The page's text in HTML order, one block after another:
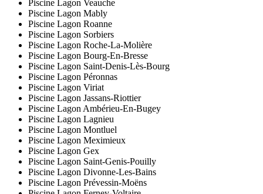
Piscine Lagon Veauche
Piscine Lagon Mably
Piscine Lagon Roanne
Piscine Lagon Sorbiers
Piscine Lagon Roche-La-Molière
Piscine Lagon Bourg-En-Bresse
Piscine Lagon Saint-Denis-Lès-Bourg
Piscine Lagon Péronnas
Piscine Lagon Viriat
Piscine Lagon Jassans-Riottier
Piscine Lagon Ambérieu-En-Bugey
Piscine Lagon Lagnieu
Piscine Lagon Montluel
Piscine Lagon Meximieux
Piscine Lagon Gex
Piscine Lagon Saint-Genis-Pouilly
Piscine Lagon Divonne-Les-Bains
Piscine Lagon Prévessin-Moëns